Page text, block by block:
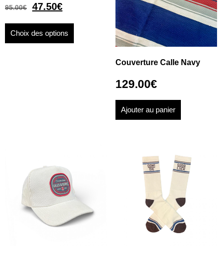
95.00€ 47.50€
Choix des options
Couverture Calle Navy
129.00€
Ajouter au panier